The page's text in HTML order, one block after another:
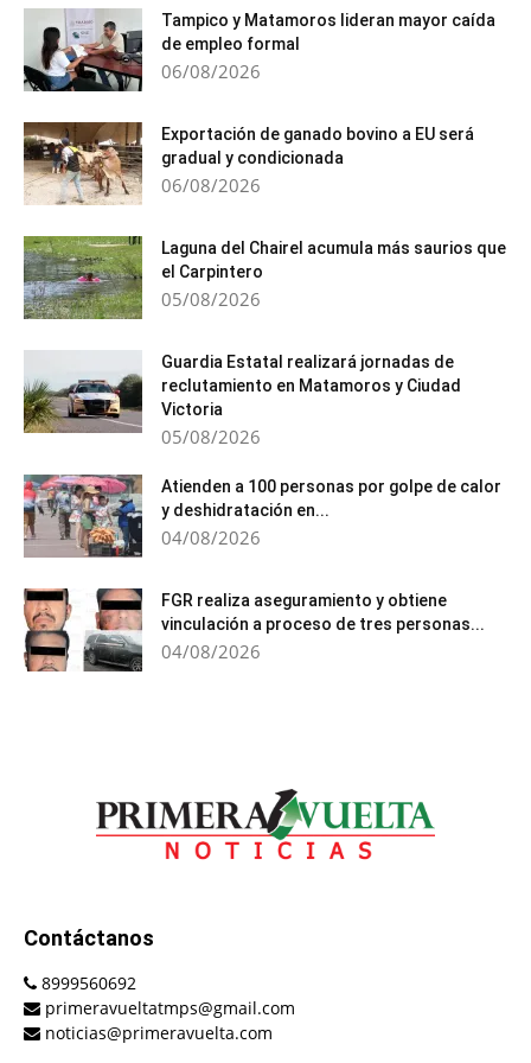
Tampico y Matamoros lideran mayor caída
de empleo formal
06/08/2026
Exportación de ganado bovino a EU será
gradual y condicionada
06/08/2026
Laguna del Chairel acumula más saurios que
el Carpintero
05/08/2026
Guardia Estatal realizará jornadas de
reclutamiento en Matamoros y Ciudad
Victoria
05/08/2026
Atienden a 100 personas por golpe de calor
y deshidratación en...
04/08/2026
FGR realiza aseguramiento y obtiene
vinculación a proceso de tres personas...
04/08/2026
Contáctanos
8999560692
primeravueltatmps@gmail.com
noticias@primeravuelta.com